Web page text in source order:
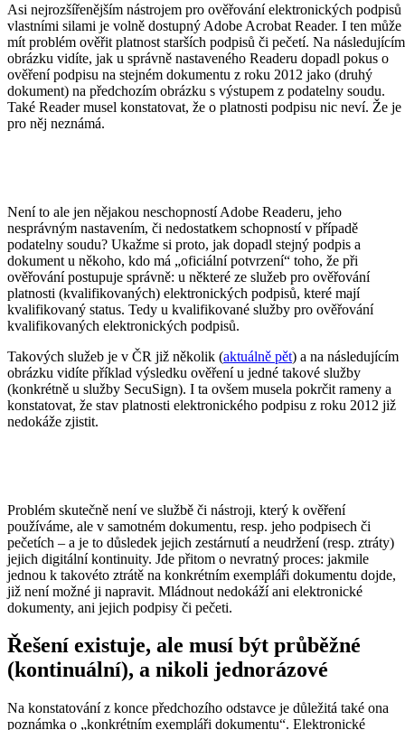
Asi nejrozšířenějším nástrojem pro ověřování elektronických podpisů
vlastními silami je volně dostupný Adobe Acrobat Reader. I ten může
mít problém ověřit platnost starších podpisů či pečetí. Na následujícím
obrázku vidíte, jak u správně nastaveného Readeru dopadl pokus o
ověření podpisu na stejném dokumentu z roku 2012 jako (druhý
dokument) na předchozím obrázku s výstupem z podatelny soudu.
Také Reader musel konstatovat, že o platnosti podpisu nic neví. Že je
pro něj neznámá.
Není to ale jen nějakou neschopností Adobe Readeru, jeho
nesprávným nastavením, či nedostatkem schopností v případě
podatelny soudu? Ukažme si proto, jak dopadl stejný podpis a
dokument u někoho, kdo má „oficiální potvrzení“ toho, že při
ověřování postupuje správně: u některé ze služeb pro ověřování
platnosti (kvalifikovaných) elektronických podpisů, které mají
kvalifikovaný status. Tedy u kvalifikované služby pro ověřování
kvalifikovaných elektronických podpisů.
Takových služeb je v ČR již několik (aktuálně pět) a na následujícím
obrázku vidíte příklad výsledku ověření u jedné takové služby
(konkrétně u služby SecuSign). I ta ovšem musela pokrčit rameny a
konstatovat, že stav platnosti elektronického podpisu z roku 2012 již
nedokáže zjistit.
Problém skutečně není ve službě či nástroji, který k ověření
používáme, ale v samotném dokumentu, resp. jeho podpisech či
pečetích – a je to důsledek jejich zestárnutí a neudržení (resp. ztráty)
jejich digitální kontinuity. Jde přitom o nevratný proces: jakmile
jednou k takovéto ztrátě na konkrétním exempláři dokumentu dojde,
již není možné ji napravit. Mládnout nedokáží ani elektronické
dokumenty, ani jejich podpisy či pečeti.
Řešení existuje, ale musí být průběžné
(kontinuální), a nikoli jednorázové
Na konstatování z konce předchozího odstavce je důležitá také ona
poznámka o „konkrétním exempláři dokumentu“. Elektronické